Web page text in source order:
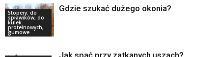
Stopery: do
spławików, do
kulek
proteinowych,
gumowe
Gdzie szukać dużego okonia?